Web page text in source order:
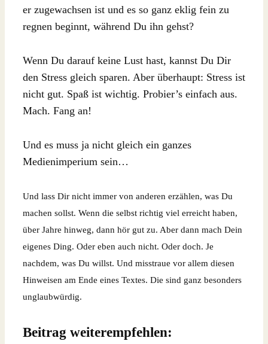
er zugewachsen ist und es so ganz eklig fein zu
regnen beginnt, während Du ihn gehst?
Wenn Du darauf keine Lust hast, kannst Du Dir
den Stress gleich sparen. Aber überhaupt: Stress ist
nicht gut. Spaß ist wichtig. Probier’s einfach aus.
Mach. Fang an!
Und es muss ja nicht gleich ein ganzes
Medienimperium sein…
Und lass Dir nicht immer von anderen erzählen, was Du
machen sollst. Wenn die selbst richtig viel erreicht haben,
über Jahre hinweg, dann hör gut zu. Aber dann mach Dein
eigenes Ding. Oder eben auch nicht. Oder doch. Je
nachdem, was Du willst. Und misstraue vor allem diesen
Hinweisen am Ende eines Textes. Die sind ganz besonders
unglaubwürdig.
Beitrag weiterempfehlen: